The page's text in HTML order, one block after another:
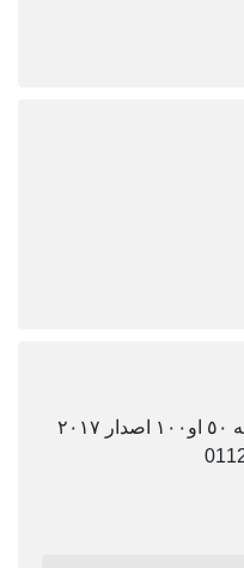
عايز مبلغ سوداني كبير شمالي الفئه ٥٠ او١٠٠ اصدار ٢٠١٧